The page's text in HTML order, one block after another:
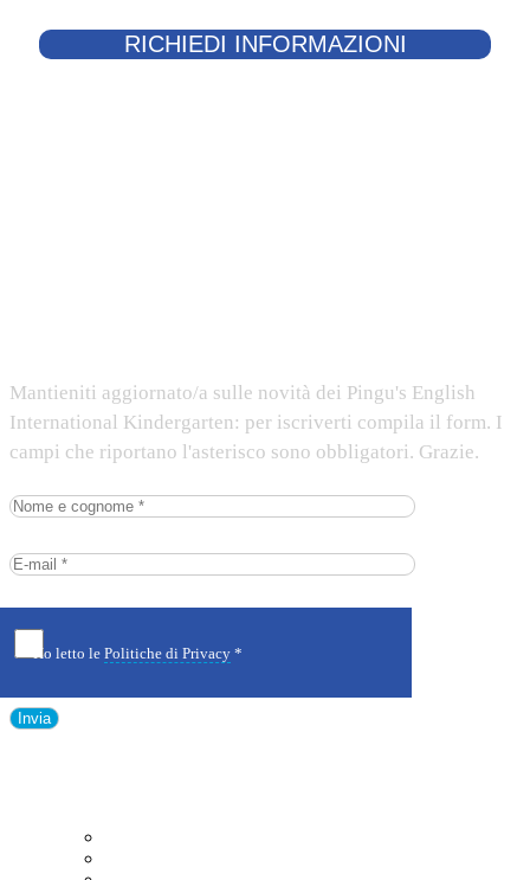
Mantieniti aggiornato/a sulle novità dei Pingu's English
International Kindergarten: per iscriverti compila il form. I
campi che riportano l'asterisco sono obbligatori. Grazie.
Ho letto le Politiche di Privacy *